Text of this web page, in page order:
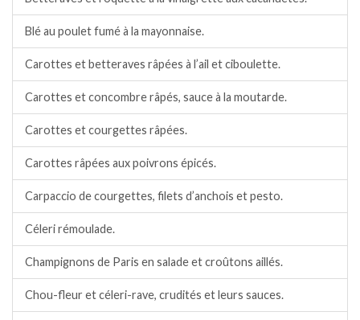
Blé au poulet fumé à la mayonnaise.
Carottes et betteraves râpées à l’ail et ciboulette.
Carottes et concombre râpés, sauce à la moutarde.
Carottes et courgettes râpées.
Carottes râpées aux poivrons épicés.
Carpaccio de courgettes, filets d’anchois et pesto.
Céleri rémoulade.
Champignons de Paris en salade et croûtons aillés.
Chou-fleur et céleri-rave, crudités et leurs sauces.